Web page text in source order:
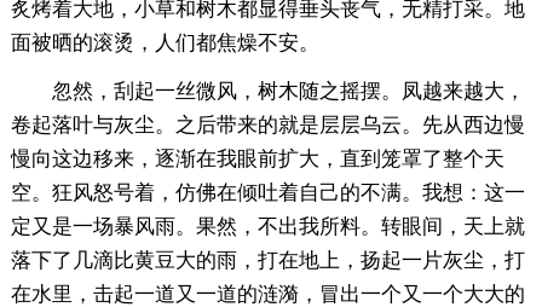
炙烤着大地，小草和树木都显得垂头丧气，无精打采。地
面被晒的滚烫，人们都焦燥不安。
忽然，刮起一丝微风，树木随之摇摆。凤越来越大，
卷起落叶与灰尘。之后带来的就是层层乌云。先从西边慢
慢向这边移来，逐渐在我眼前扩大，直到笼罩了整个天
空。狂风怒号着，仿佛在倾吐着自己的不满。我想：这一
定又是一场暴风雨。果然，不出我所料。转眼间，天上就
落下了几滴比黄豆大的雨，打在地上，扬起一片灰尘，打
在水里，击起一道又一道的涟漪，冒出一个又一个大大的